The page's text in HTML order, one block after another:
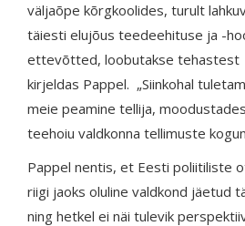
väljaõpe kõrgkoolides, turult
täiesti elujõus teedeehituse ja -
ettevõtted, loobutakse tehastest
kirjeldas Pappel. „Siinkohal
meie peamine tellija,
teehoiu valdkonna tellimuste
Pappel nentis, et Eesti poliitiliste
riigi jaoks oluline valdkond jäetud
ning hetkel ei näi tulevik